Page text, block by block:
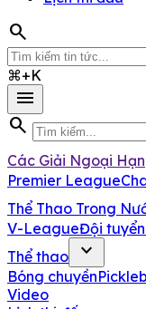
search
⌘+K
menu
search
Các Giải Ngoại
Premier League
Thể Thao Trong
V-LeagueĐội
Thể thao
expand_more
Bóng chuyền
Video